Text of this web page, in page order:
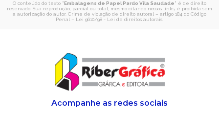
O conteúdo do texto "Embalagens de Papel Pardo Vila Saudade" é de direito
reservado. Sua reprodução, parcial ou total, mesmo citando nossos links, é proibida sem
a autorização do autor. Crime de violação de direito autoral – artigo 184 do Código
Penal – Lei 9610/98 - Lei de direitos autorais
Acompanhe as redes sociais